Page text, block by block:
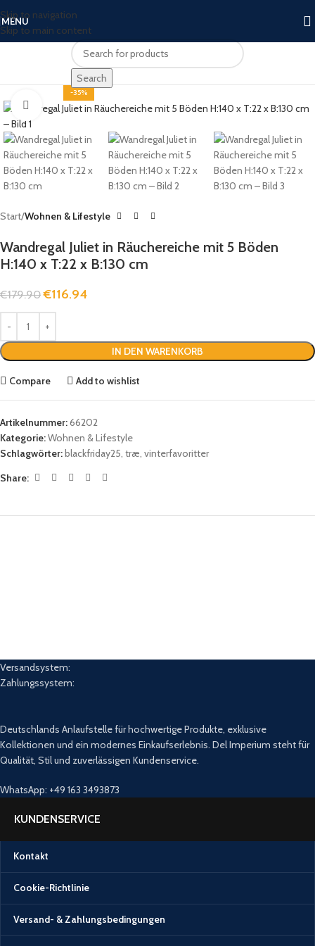
Skip to navigation
Skip to main content
MENU
Search
-35%
Click to enlarge
Start Wohnen & Lifestyle
Wandregal Juliet in Räuchereiche mit 5 Böden
H:140 x T:22 x B:130 cm
€179.90 €116.94
IN DEN WARENKORB
Compare Add to wishlist
Artikelnummer:66202
Kategorie:Wohnen & Lifestyle
Schlagwörter:blackfriday25, træ, vinterfavoritter
Share:
Versandsystem:
Zahlungssystem:
Deutschlands Anlaufstelle für hochwertige Produkte, exklusive
Kollektionen und ein modernes Einkaufserlebnis. Del Imperium steht für
Qualität, Stil und zuverlässigen Kundenservice.
WhatsApp: +49 163 3493873
KUNDENSERVICE
Kontakt
Cookie-Richtlinie
Versand- & Zahlungsbedingungen